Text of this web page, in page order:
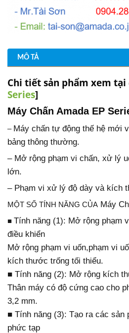
MÔ TẢ
Chi tiết sản phẩm xem tại
Series]
Máy Chấn Amada EP
– Máy chấn tự động thế hệ mới
bảng thông thường.
– Mở rộng phạm vi chấn, xử lý
lớn.
– Phạm vi xử lý độ dày và kích
MỘT SỐ TÍNH NĂNG CỦA Máy
■ Tính năng (1): Mở rộng phạm
điều khiển
Mở rộng phạm vi uốn,phạm vi
kích thước trống tối thiểu.
■ Tính năng (2): Mở rộng kích
Thân máy có độ cứng cao cho
3,2 mm.
■ Tính năng (3): Tạo ra các sản
phức tạp